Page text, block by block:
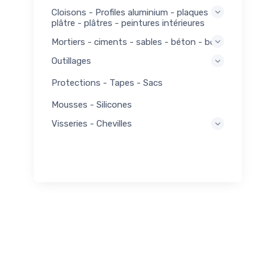
Cloisons - Profiles aluminium - plaques
plâtre - plâtres - peintures intérieures
Mortiers - ciments - sables - béton - bois
Outillages
Protections - Tapes - Sacs
Mousses - Silicones
Visseries - Chevilles